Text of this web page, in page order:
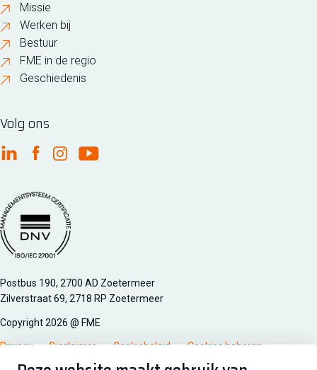
Missie
Werken bij
Bestuur
FME in de regio
Geschiedenis
Volg ons
FME Linkedin
FME Facebook
FME Instagram
FME Youtube
Managementsyteem certificatie DNV iso/iec 27001
Postbus 190, 2700 AD Zoetermeer
Zilverstraat 69, 2718 RP Zoetermeer
Copyright 2026 @ FME
Privacy Disclaimer Cookiebeleid Cookies beheren